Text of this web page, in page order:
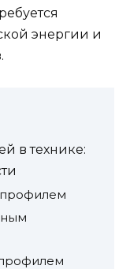
энергии и
в технике:
профилем